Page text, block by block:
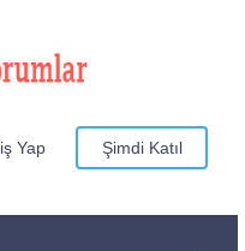
Yap Şimdi Katıl